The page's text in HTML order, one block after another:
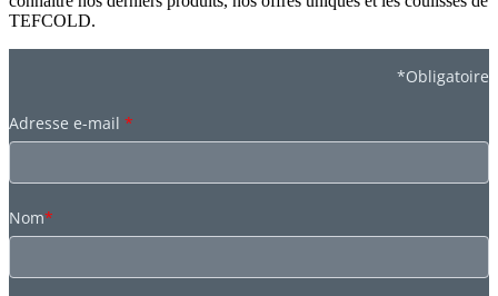
TEFCOLD.
*Obligatoire
Adresse e-mail *
Nom*